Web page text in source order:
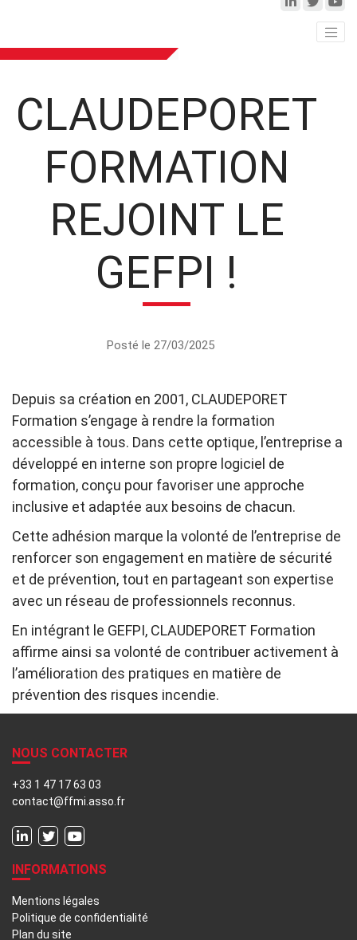
CLAUDEPORET
FORMATION
REJOINT LE
GEFPI !
Posté le 27/03/2025
Depuis sa création en 2001, CLAUDEPORET
Formation s’engage à rendre la formation
accessible à tous. Dans cette optique, l’entreprise a
développé en interne son propre logiciel de
formation, conçu pour favoriser une approche
inclusive et adaptée aux besoins de chacun.
Cette adhésion marque la volonté de l’entreprise de
renforcer son engagement en matière de sécurité
et de prévention, tout en partageant son expertise
avec un réseau de professionnels reconnus.
En intégrant le GEFPI, CLAUDEPORET Formation
affirme ainsi sa volonté de contribuer activement à
l’amélioration des pratiques en matière de
prévention des risques incendie.
NOUS CONTACTER
+33 1 47 17 63 03
contact@ffmi.asso.fr
INFORMATIONS
Mentions légales
Politique de confidentialité
Plan du site